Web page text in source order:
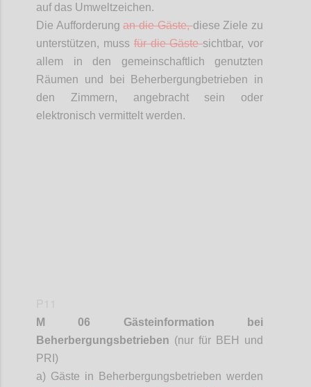
auf das Umweltzeichen.
Die Aufforderungan die Gäste,diese Ziele zu
unterstützen, muss für die Gästesichtbar, vor
allem in den gemeinschaftlich genutzten
Räumen und bei
Beherbergungbetrieben in
den Zimmern, angebracht sein oder
elektronisch vermittelt werden.
M 06 Gästeinformation bei
Beherbergungsbetrieben (nur für BEH und
PRI)
a) Gäste in Beherbergungsbetrieben werden